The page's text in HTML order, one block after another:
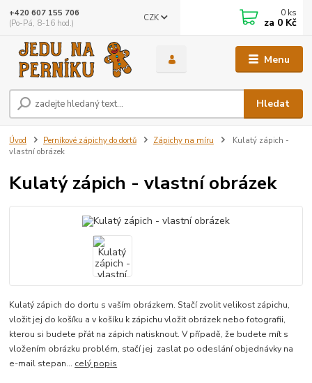
Menu
CZK
Hledat
+420 607 155 706
(Po-Pá, 8-16 hod.)
0 ks
za 0 Kč
Úvod Perníkové zápichy do dortů Zápichy na míru
Kulatý zápich -
vlastní obrázek
Kulatý zápich - vlastní obrázek
Kulatý zápich do dortu s vaším obrázkem. Stačí zvolit velikost zápichu,
vložit jej do košíku a v košíku k zápichu vložit obrázek nebo fotografii,
kterou si budete přát na zápich natisknout. V případě, že budete mít s
vložením obrázku problém, stačí jej zaslat po odeslání objednávky na
e-mail stepan... celý popis